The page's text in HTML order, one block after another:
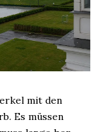
mit den
Es müssen